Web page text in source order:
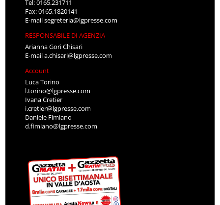
Tel: 0165.231711
Fax: 0165.1820141
E-mailsegreteria@lgpresse.com
RESPONSABILE DI AGENZIA
Arianna Gori Chisari
E-maila.chisari@lgpresse.com
Account
Luca Torino
l.torino@lgpresse.com
Ivana Cretier
i.cretier@lgpresse.com
Daniele Fimiano
d.fimiano@lgpresse.com